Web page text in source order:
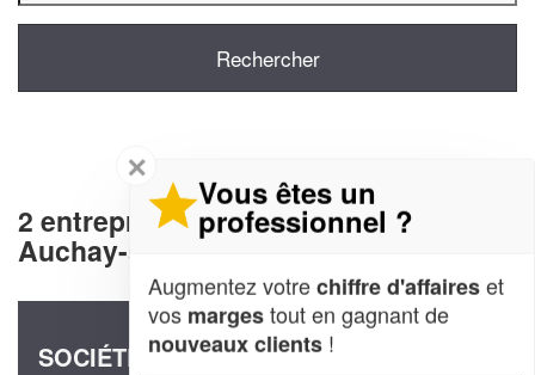
2 entreprises decommunication à
Auchay-sur-Vendee (85200)
SOCIÉTÉ X2C DEVELOPPEMENT (SARL)
✕
Vous êtes un
professionnel ?
Augmentez votrechiffre d'affaireset
vos margestout en gagnant de
nouveaux clients !